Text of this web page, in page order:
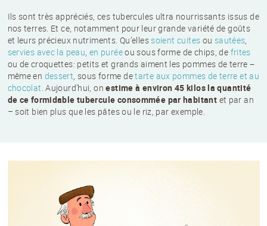
Ils sont très appréciés, ces tubercules ultra nourrissants issus de
nos terres. Et ce, notamment pour leur grande variété de goûts
et leurs précieux nutriments. Qu’ellessoient cuites ou sautées,
servies avec la peau, en puréeou sous forme de chips, de frites
ou de croquettes: petits et grands aiment les pommes de terre −
même en dessert, sous forme detarte aux pommes de terre et au
chocolat. Aujourd’hui, onestime à environ 45 kilos la quantité
de ce formidable tubercule consommée par habitant et par an
– soit bien plus que les pâtes ou le riz, par exemple.